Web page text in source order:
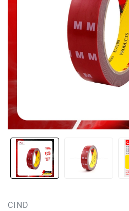
CIND